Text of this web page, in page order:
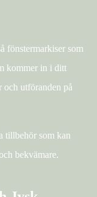
fönstermarkiser som
kommer in i ditt
utföranden på
tillbehör som kan
bekvämare.